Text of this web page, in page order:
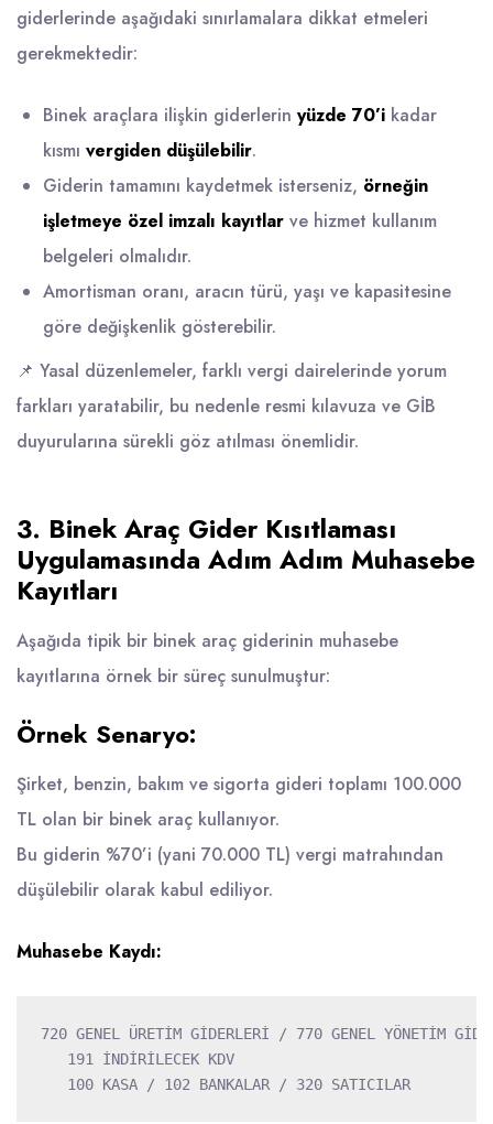
giderlerinde aşağıdaki sınırlamalara dikkat etmeleri
gerekmektedir:
Binek araçlara ilişkin giderlerin yüzde 70’i kadar
kısmı vergiden düşülebilir.
Giderin tamamını kaydetmek isterseniz, örneğin
işletmeye özel imzalı kayıtlar ve hizmet kullanım
belgeleri olmalıdır.
Amortisman oranı, aracın türü, yaşı ve kapasitesine
göre değişkenlik gösterebilir.
📌 Yasal düzenlemeler, farklı vergi dairelerinde yorum
farkları yaratabilir, bu nedenle resmi kılavuza ve GİB
duyurularına sürekli göz atılması önemlidir.
3. Binek Araç Gider Kısıtlaması
Uygulamasında Adım Adım Muhasebe
Kayıtları
Aşağıda tipik bir binek araç giderinin muhasebe
kayıtlarına örnek bir süreç sunulmuştur:
Örnek Senaryo:
Şirket, benzin, bakım ve sigorta gideri toplamı 100.000
TL olan bir binek araç kullanıyor.
Bu giderin %70’i (yani 70.000 TL) vergi matrahından
düşülebilir olarak kabul ediliyor.
Muhasebe Kaydı:
720 GENEL ÜRETİM GİDERLERİ / 770 GENEL YÖNETİM
191 İNDİRİLECEK KDV